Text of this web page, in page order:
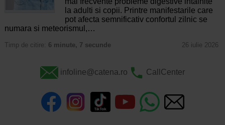
la adulti si copii. Printre manifestarile care
pot afecta semnificativ confortul zilnic se
numara si meteorismul,…
Timp de citire: 6 minute, 7 secunde 26 iulie 2026
infoline@catena.ro CallCenter